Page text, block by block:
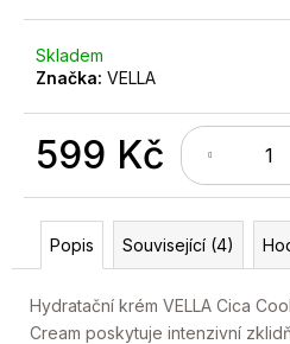
Skladem
Značka: VELLA
599 Kč
Popis Související (4)
Hydratační krém VELLA Cica
Cream poskytuje intenzivní
e
m
e